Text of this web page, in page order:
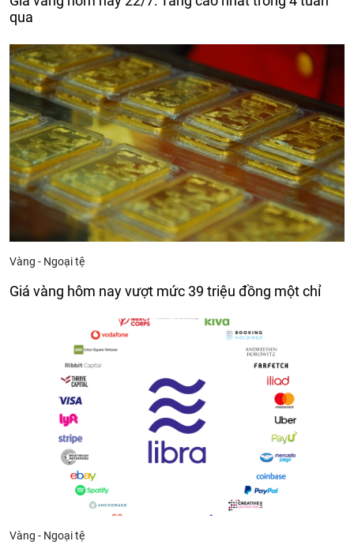
qua
Vàng - Ngoại tệ
Giá vàng hôm nay vượt mức 39 triệu đồng một chỉ
Vàng - Ngoại tệ